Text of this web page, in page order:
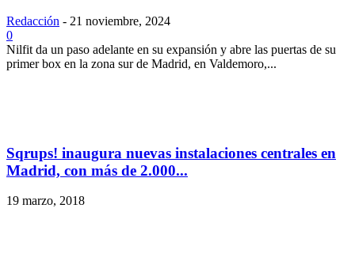
Redacción - 21 noviembre, 2024
0
Nilfit da un paso adelante en su expansión y abre las puertas de su
primer box en la zona sur de Madrid, en Valdemoro,...
Sqrups! inaugura nuevas instalaciones centrales en
Madrid, con más de 2.000...
19 marzo, 2018